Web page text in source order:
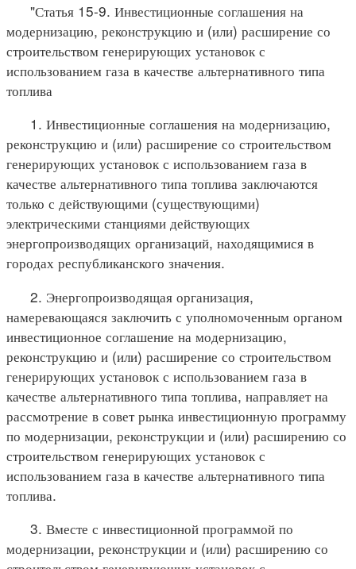
"Статья 15-9. Инвестиционные соглашения на
модернизацию, реконструкцию и (или) расширение со
строительством генерирующих установок с
использованием газа в качестве альтернативного типа
топлива
1. Инвестиционные соглашения на модернизацию,
реконструкцию и (или) расширение со строительством
генерирующих установок с использованием газа в
качестве альтернативного типа топлива заключаются
только с действующими (существующими)
электрическими станциями действующих
энергопроизводящих организаций, находящимися в
городах республиканского значения.
2. Энергопроизводящая организация,
намеревающаяся заключить с уполномоченным органом
инвестиционное соглашение на модернизацию,
реконструкцию и (или) расширение со строительством
генерирующих установок с использованием газа в
качестве альтернативного типа топлива, направляет на
рассмотрение в совет рынка инвестиционную программу
по модернизации, реконструкции и (или) расширению со
строительством генерирующих установок с
использованием газа в качестве альтернативного типа
топлива.
3. Вместе с инвестиционной программой по
модернизации, реконструкции и (или) расширению со